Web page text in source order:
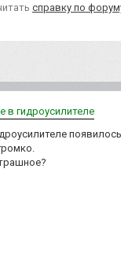
справку по
в гидроусилителе